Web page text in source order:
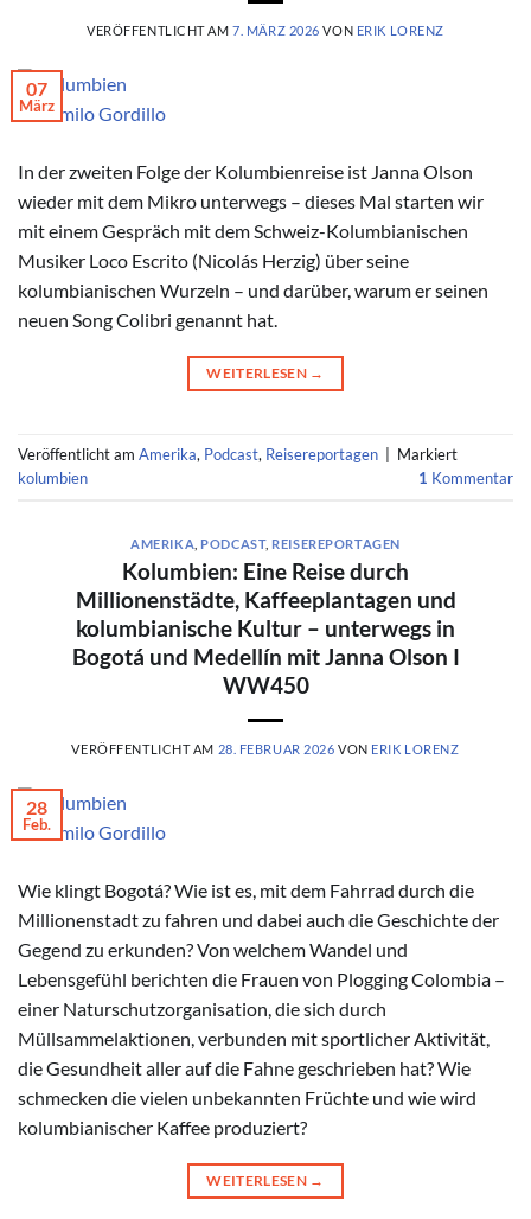
VERÖFFENTLICHT AM7. MÄRZ 2026 VON ERIK LORENZ
© Camilo Gordillo
07
März
In der zweiten Folge der Kolumbienreise ist Janna Olson
wieder mit dem Mikro unterwegs – dieses Mal starten wir
mit einem Gespräch mit dem Schweiz-Kolumbianischen
Musiker Loco Escrito (Nicolás Herzig) über seine
kolumbianischen Wurzeln – und darüber, warum er seinen
neuen Song Colibri genannt hat.
WEITERLESEN →
Veröffentlicht am Amerika, Podcast, Reisereportagen
Markiert
kolumbien
1 Kommentar
AMERIKA PODCAST, REISEREPORTAGEN
Kolumbien: Eine Reise durch
Millionenstädte, Kaffeeplantagen und
kolumbianische Kultur – unterwegs in
Bogotá und Medellín mit Janna Olson I
WW450
VERÖFFENTLICHT AM 28. FEBRUAR 2026 VON ERIK LORENZ
© Camilo Gordillo
28
Feb.
Wie klingt Bogotá? Wie ist es, mit dem Fahrrad durch die
Millionenstadt zu fahren und dabei auch die Geschichte der
Gegend zu erkunden? Von welchem Wandel und
Lebensgefühl berichten die Frauen von Plogging Colombia –
einer Naturschutzorganisation, die sich durch
Müllsammelaktionen, verbunden mit sportlicher Aktivität,
die Gesundheit aller auf die Fahne geschrieben hat? Wie
schmecken die vielen unbekannten Früchte und wie wird
kolumbianischer Kaffee produziert?
WEITERLESEN →